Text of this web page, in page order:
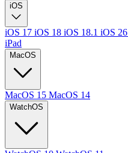
iOS
iOS 17 iOS 18 iOS 18.1 iOS 26
iPad
MacOS
MacOS 15 MacOS 14
WatchOS